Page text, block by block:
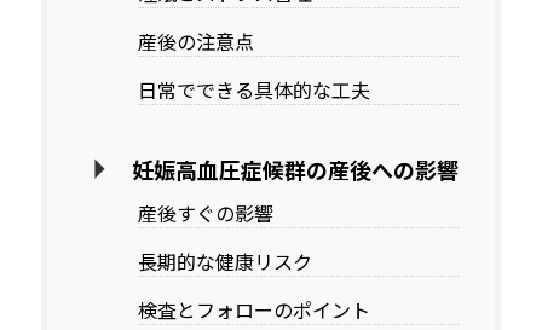
産後の注意点
日常でできる具体的な工夫
妊娠高血圧症候群の産後への影響
産後すぐの影響
長期的な健康リスク
検査とフォローのポイント